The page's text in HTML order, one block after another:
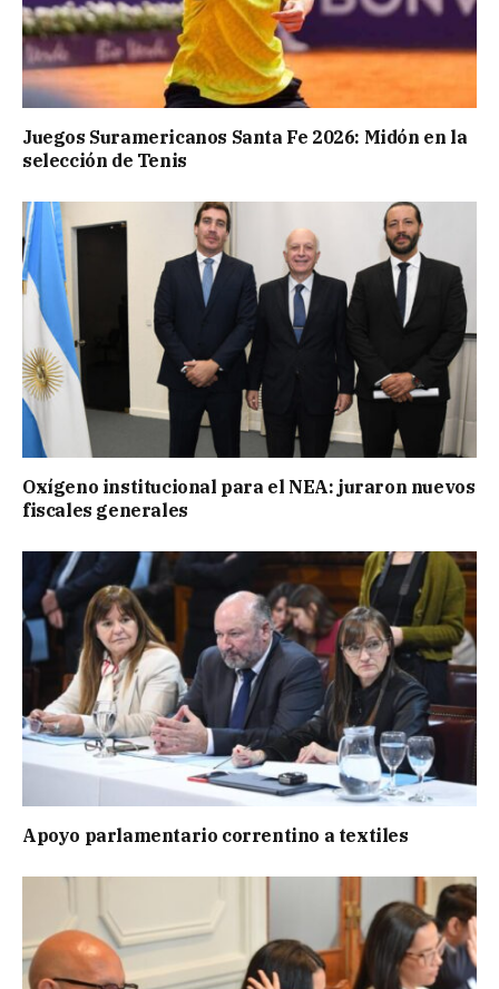
Juegos Suramericanos Santa Fe 2026: Midón en la
selección de Tenis
Oxígeno institucional para el NEA: juraron nuevos
fiscales generales
Apoyo parlamentario correntino a textiles